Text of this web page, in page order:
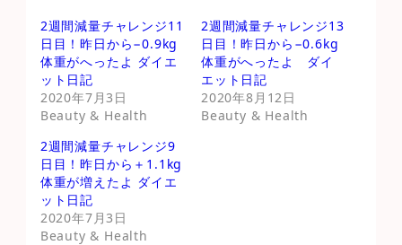
2週間減量チャレンジ11
日目！昨日から−0.9kg
体重がへったよ ダイエ
ット日記
2020年7月3日
Beauty & Health
2週間減量チャレンジ13
日目！昨日から−0.6kg
体重がへったよ ダイ
エット日記
2020年8月12日
Beauty & Health
2週間減量チャレンジ9
日目！昨日から＋1.1kg
体重が増えたよ ダイエ
ット日記
2020年7月3日
Beauty & Health